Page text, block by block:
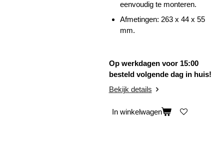
eenvoudig te monteren.
Afmetingen: 263 x 44 x 55
mm.
Op werkdagen voor 15:00
besteld volgende dag in huis!
Bekijk details
In winkelwagen